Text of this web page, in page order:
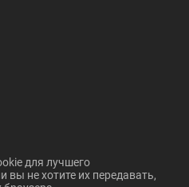
для лучшего
вы не хотите их передавать,